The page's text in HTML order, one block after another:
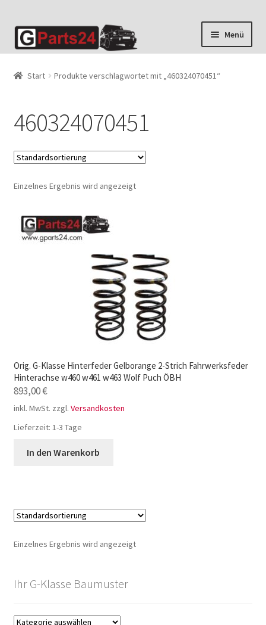
Zur
Navigation
Zum
Inhalt
Menü
Start Produkte verschlagwortet mit „460324070451“
460324070451
Einzelnes Ergebnis wird angezeigt
Orig. G-Klasse Hinterfeder Gelborange 2-Strich Fahrwerksfeder
Hinterachse w460 w461 w463 Wolf Puch ÖBH
893,00€
inkl. MwSt. zzgl. Versandkosten
Lieferzeit: 1-3 Tage
In den Warenkorb
Einzelnes Ergebnis wird angezeigt
Ihr G-Klasse Baumuster